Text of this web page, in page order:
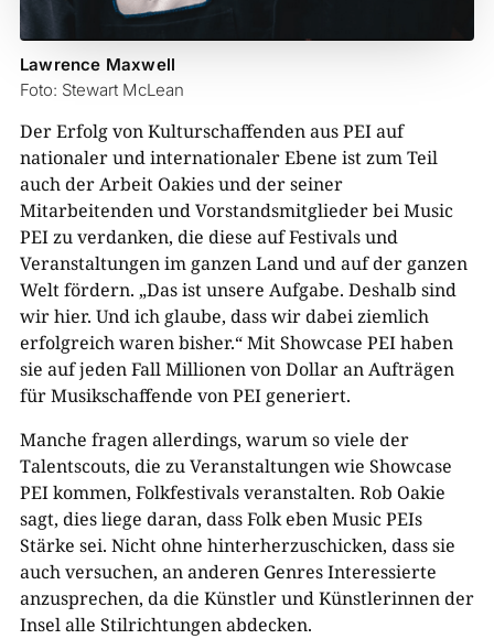
Lawrence Maxwell
Foto: Stewart McLean
Der Erfolg von Kulturschaffenden aus PEI auf
nationaler und internationaler Ebene ist zum Teil
auch der Arbeit Oakies und der seiner
Mitarbeitenden und Vorstandsmitglieder bei Music
PEI zu verdanken, die diese auf Festivals und
Veranstaltungen im ganzen Land und auf der ganzen
Welt fördern. „Das ist unsere Aufgabe. Deshalb sind
wir hier. Und ich glaube, dass wir dabei ziemlich
erfolgreich waren bisher.“ Mit Showcase PEI haben
sie auf jeden Fall Millionen von Dollar an Aufträgen
für Musikschaffende von PEI generiert.
Manche fragen allerdings, warum so viele der
Talentscouts, die zu Veranstaltungen wie Showcase
PEI kommen, Folkfestivals veranstalten. Rob Oakie
sagt, dies liege daran, dass Folk eben Music PEIs
Stärke sei. Nicht ohne hinterherzuschicken, dass sie
auch versuchen, an anderen Genres Interessierte
anzusprechen, da die Künstler und Künstlerinnen der
Insel alle Stilrichtungen abdecken.